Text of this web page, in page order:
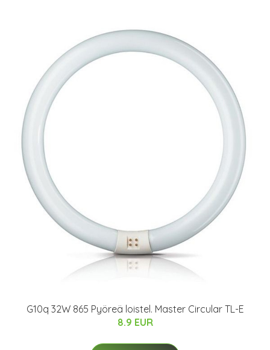
G10q 32W 865 Pyöreä loistel. Master Circular TL-E
8.9 EUR